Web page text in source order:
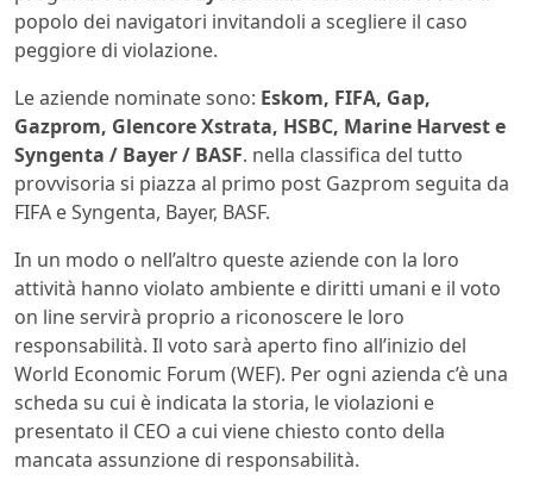
popolo dei navigatori invitandoli a scegliere il caso
peggiore di violazione.
Le aziende nominate sono: Eskom, FIFA, Gap,
Gazprom, Glencore Xstrata, HSBC, Marine Harvest e
Syngenta / Bayer / BASF. nella classifica del tutto
provvisoria si piazza al primo post Gazprom seguita da
FIFA e Syngenta, Bayer, BASF.
In un modo o nell’altro queste aziende con la loro
attività hanno violato ambiente e diritti umani e il voto
on line servirà proprio a riconoscere le loro
responsabilità. Il voto sarà aperto fino all’inizio del
World Economic Forum (WEF). Per ogni azienda c’è una
scheda su cui è indicata la storia, le violazioni e
presentato il CEO a cui viene chiesto conto della
mancata assunzione di responsabilità.